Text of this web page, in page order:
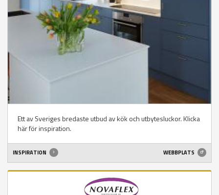
Ett av Sveriges bredaste utbud av kök och utbytesluckor. Klicka
här för inspiration.
INSPIRATION WEBBPLATS